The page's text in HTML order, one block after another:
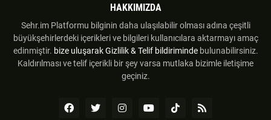
HAKKIMIZDA
Sehr.im Platformu bilginin daha ulaşılabilir olması adına çeşitli
büyükşehirlerdeki içerikleri ve bilgileri kullanıcılara aktarmayı amaç
edinmiştir. bize uluşarak Gizlilik & Telif bildiriminde bulunabilirsiniz.
Kaldırılması ve telif içerikli bir şey varsa mutlaka bizimle iletişime
geçiniz.